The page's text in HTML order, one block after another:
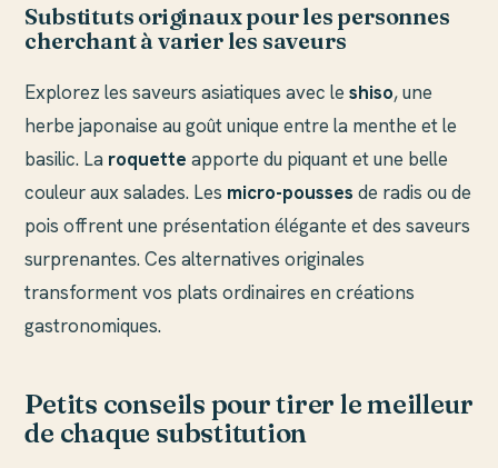
Substituts originaux pour les personnes
cherchant à varier les saveurs
Explorez les saveurs asiatiques avec leshiso, une
herbe japonaise au goût unique entre la menthe et le
basilic. La roquette apporte du piquant et une belle
couleur aux salades. Les micro-pousses de radis ou de
pois offrent une présentation élégante et des saveurs
surprenantes. Ces alternatives originales
transforment vos plats ordinaires en créations
gastronomiques.
Petits conseils pour tirer le meilleur
de chaque substitution